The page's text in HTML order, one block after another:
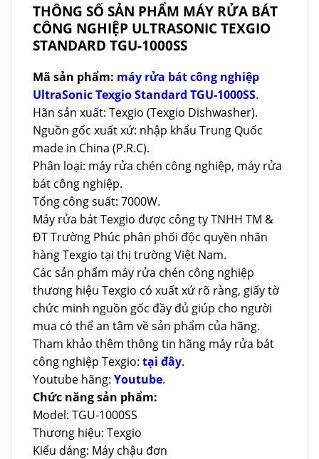
THÔNG SỐ SẢN PHẨM MÁY RỬA BÁT
CÔNG NGHIỆP ULTRASONIC TEXGIO
STANDARD TGU-1000SS
Mã sản phẩm: máy rửa bát công nghiệp
UltraSonic Texgio Standard TGU-1000SS.
Hãn sản xuất: Texgio (Texgio Dishwasher).
Nguồn gốc xuất xứ: nhập khẩu Trung Quốc
made in China (P.R.C).
Phân loại: máy rửa chén công nghiệp, máy rửa
bát công nghiệp.
Tổng công suất: 7000W.
Máy rửa bát Texgio được công ty TNHH TM &
ĐT Trường Phúc phân phối độc quyền nhãn
hàng Texgio tại thị trường Việt Nam.
Các sản phẩm máy rửa chén công nghiệp
thương hiệu Texgio có xuất xứ rõ ràng, giấy tờ
chức minh nguồn gốc đầy đủ giúp cho người
mua có thể an tâm về sản phẩm của hãng.
Tham khảo thêm thông tin hãng máy rửa bát
công nghiệp Texgio: tại đây.
Youtube hãng: Youtube.
Chức năng sản phẩm:
Model: TGU-1000SS
Thương hiệu: Texgio
Kiểu dáng: Máy chậu đơn